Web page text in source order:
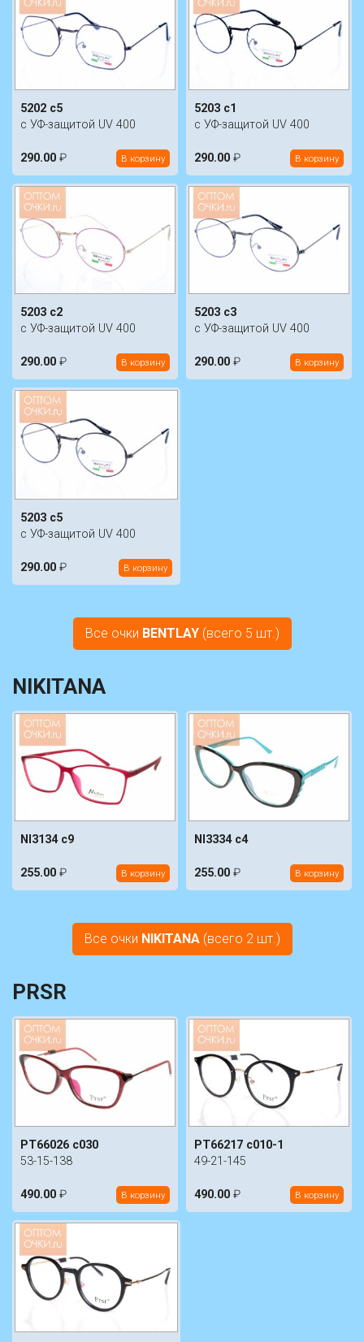
5202 c5
с УФ-защитой UV 400
290.00 ₽ В корзину
5203 c1
с УФ-защитой UV 400
290.00 ₽ В корзину
5203 c2
с УФ-защитой UV 400
290.00 ₽ В корзину
5203 c3
с УФ-защитой UV 400
290.00 ₽ В корзину
5203 c5
с УФ-защитой UV 400
290.00 ₽ В корзину
Все очки BENTLAY(всего 5 шт.)
NIKITANA
NI3134 c9
255.00 ₽ В корзину
NI3334 c4
255.00 ₽ В корзину
Все очки NIKITANA (всего 2 шт.)
PRSR
PT66026 c030
53-15-138
490.00 ₽ В корзину
PT66217 c010-1
49-21-145
490.00 ₽ В корзину